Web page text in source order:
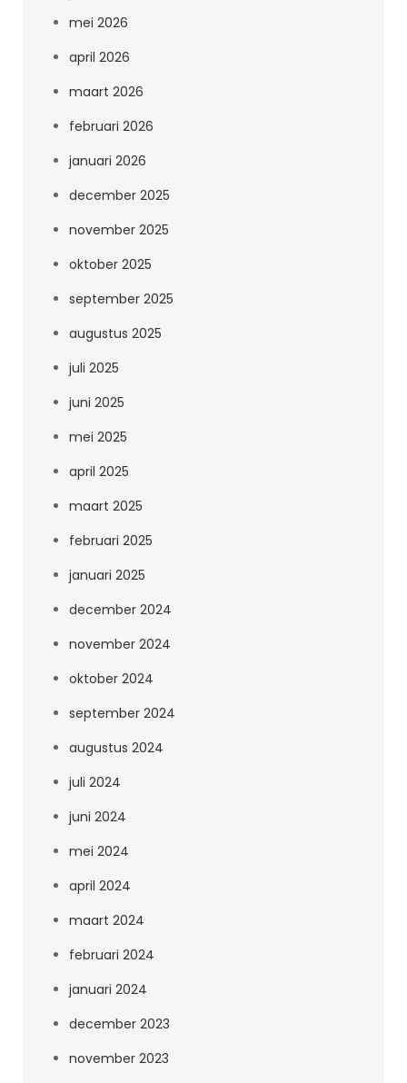
mei 2026
april 2026
maart 2026
februari 2026
januari 2026
december 2025
november 2025
oktober 2025
september 2025
augustus 2025
juli 2025
juni 2025
mei 2025
april 2025
maart 2025
februari 2025
januari 2025
december 2024
november 2024
oktober 2024
september 2024
augustus 2024
juli 2024
juni 2024
mei 2024
april 2024
maart 2024
februari 2024
januari 2024
december 2023
november 2023